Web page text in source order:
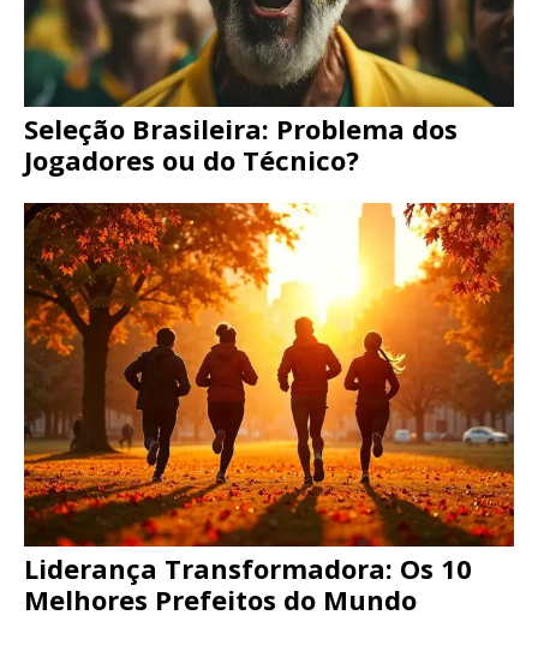
Seleção Brasileira: Problema dos
Jogadores ou do Técnico?
Liderança Transformadora: Os 10
Melhores Prefeitos do Mundo